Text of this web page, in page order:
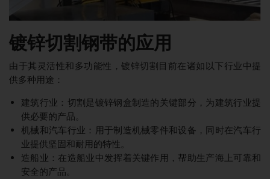
镀锌切割钢带的应用
由于其灵活性和多功能性，镀锌切割目前在诸如以下行业中提
供多种用途：
建筑行业：切割是镀锌钢盒制造的关键部分，为建筑行业提
供必要的产品。
机械和汽车行业：用于制造机械零件和设备，同时在汽车行
业提供坚固和耐用的特性。
造船业：在造船业中发挥着关键作用，帮助生产海上可靠和
安全的产品。